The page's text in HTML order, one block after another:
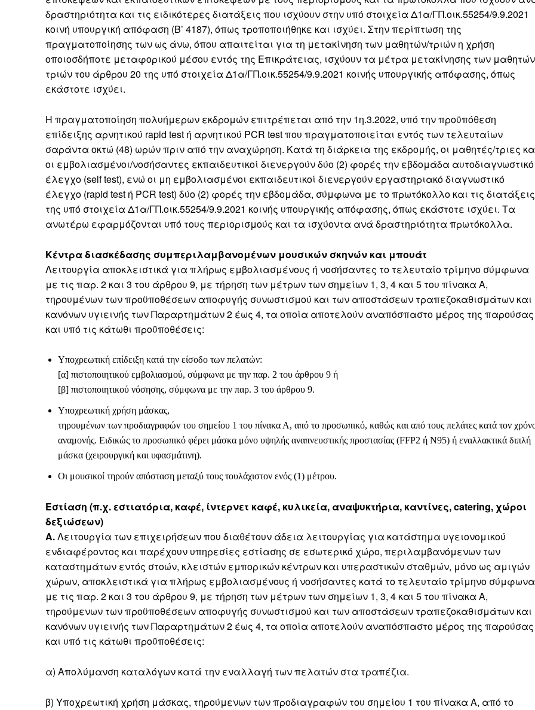
δραστηριότητα και τις ειδικότερες διατάξεις που ισχύουν στην υπό στοιχεία Δ1α/ΓΠ.οικ.55254/9.9.2021
κοινή υπουργική απόφαση (Β’ 4187), όπως τροποποιήθηκε και ισχύει. Στην περίπτωση της
πραγματοποίησης των ως άνω, όπου απαιτείται για τη μετακίνηση των μαθητών/τριών η χρήση
οποιοσδήποτε μεταφορικού μέσου εντός της Επικράτειας, ισχύουν τα μέτρα μετακίνησης των
τριών του άρθρου 20 της υπό στοιχεία Δ1α/ΓΠ.οικ.55254/9.9.2021 κοινής υπουργικής απόφασης, όπως
εκάστοτε ισχύει.
Η πραγματοποίηση πολυήμερων εκδρομών επιτρέπεται από την 1η.3.2022, υπό την προϋπόθεση
επίδειξης αρνητικού rapid test ή αρνητικού PCR test που πραγματοποιείται εντός των τελευταίων
σαράντα οκτώ (48) ωρών πριν από την αναχώρηση. Κατά τη διάρκεια της εκδρομής, οι μαθητές/τριες
οι εμβολιασμένοι/νοσήσαντες εκπαιδευτικοί διενεργούν δύο (2) φορές την εβδομάδα αυτοδιαγνωστικό
έλεγχο (self test), ενώ οι μη εμβολιασμένοι εκπαιδευτικοί διενεργούν εργαστηριακό διαγνωστικό
έλεγχο (rapid test ή PCR test) δύο (2) φορές την εβδομάδα, σύμφωνα με το πρωτόκολλο και τις διατάξεις
της υπό στοιχεία Δ1α/ΓΠ.οικ.55254/9.9.2021 κοινής υπουργικής απόφασης, όπως εκάστοτε ισχύει. Τα
ανωτέρω εφαρμόζονται υπό τους περιορισμούς και τα ισχύοντα ανά δραστηριότητα πρωτόκολλα.
Κέντρα διασκέδασης συμπεριλαμβανομένων μουσικών σκηνών και μπουάτ
Λειτουργία αποκλειστικά για πλήρως εμβολιασμένους ή νοσήσαντες το τελευταίο τρίμηνο σύμφωνα
με τις παρ. 2 και 3 του άρθρου 9, με τήρηση των μέτρων των σημείων 1, 3, 4 και 5 του πίνακα Α,
τηρουμένων των προϋποθέσεων αποφυγής συνωστισμού και των αποστάσεων τραπεζοκαθισμάτων και
κανόνων υγιεινής των Παραρτημάτων 2 έως 4, τα οποία αποτελούν αναπόσπαστο μέρος της παρούσας
και υπό τις κάτωθι προϋποθέσεις:
Υποχρεωτική επίδειξη κατά την είσοδο των πελατών:
[α] πιστοποιητικού εμβολιασμού, σύμφωνα με την παρ. 2 του άρθρου 9 ή
[β] πιστοποιητικού νόσησης, σύμφωνα με την παρ. 3 του άρθρου 9.
Υποχρεωτική χρήση μάσκας,
τηρουμένων των προδιαγραφών του σημείου 1 του πίνακα Α, από το προσωπικό, καθώς και από τους πελάτες κατά τον
αναμονής. Ειδικώς το προσωπικό φέρει μάσκα μόνο υψηλής αναπνευστικής προστασίας (FFP2 ή N95) ή εναλλακτικά διπλή
μάσκα (χειρουργική και υφασμάτινη).
Οι μουσικοί τηρούν απόσταση μεταξύ τους τουλάχιστον ενός (1) μέτρου.
Εστίαση (π.χ. εστιατόρια, καφέ, ίντερνετ καφέ, κυλικεία, αναψυκτήρια, καντίνες, catering, χώροι
δεξιώσεων)
Α.Λειτουργία των επιχειρήσεων που διαθέτουν άδεια λειτουργίας για κατάστημα υγειονομικού
ενδιαφέροντος και παρέχουν υπηρεσίες εστίασης σε εσωτερικό χώρο, περιλαμβανόμενων των
καταστημάτων εντός στοών, κλειστών εμπορικών κέντρων και υπεραστικών σταθμών, μόνο ως αμιγών
χώρων, αποκλειστικά για πλήρως εμβολιασμένους ή νοσήσαντες κατά το τελευταίο τρίμηνο σύμφωνα
με τις παρ. 2 και 3 του άρθρου 9, με τήρηση των μέτρων των σημείων 1, 3, 4 και 5 του πίνακα Α,
τηρούμενων των προϋποθέσεων αποφυγής συνωστισμού και των αποστάσεων τραπεζοκαθισμάτων και
κανόνων υγιεινής των Παραρτημάτων 2 έως 4, τα οποία αποτελούν αναπόσπαστο μέρος της παρούσας
και υπό τις κάτωθι προϋποθέσεις:
α) Απολύμανση καταλόγων κατά την εναλλαγή των πελατών στα τραπέζια.
β) Υποχρεωτική χρήση μάσκας, τηρούμενων των προδιαγραφών του σημείου 1 του πίνακα Α, από το